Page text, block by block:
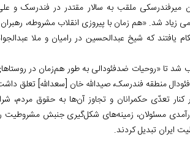
میرفندرسکی ملقب به سالار مقتدر در فندرسک و
زیاد شد. «هم زمان با پیروزی انقلاب مشروطه،
یافتند که شیخ عبدالحسین در رامیان و ملا
تا «روحیات ضدفئودالی به طور هم‌زمان در
فئودال منطقه فندرسک، صیدالله خان [سعدالله] تعلق
کنار تعدّی حکمرانان و تجاوز آن‌ها به حقوق
مسئولان، زمینه‌های شکل‌گیری جنبش مشروطیت را
ایران تبدیل کردند.